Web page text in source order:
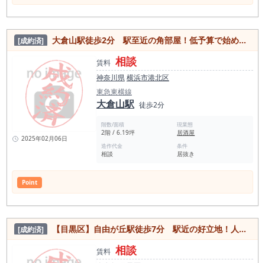
[成約済] 大倉山駅徒歩2分 駅至近の角部屋！低予算で始められる居抜き物件
2025年02月06日
賃料 相談
神奈川県横浜市港北区
東急東横線
大倉山駅 徒歩2分
階数/面積
2階 / 6.19坪
現業態
居酒屋
造作代金
相談
条件
居抜き
Point
[成約済] 【目黒区】自由が丘駅徒歩7分 駅近の好立地！人気エリアの1階路面居抜き物件
賃料 相談